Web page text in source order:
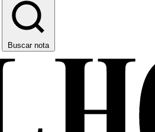
Buscar nota